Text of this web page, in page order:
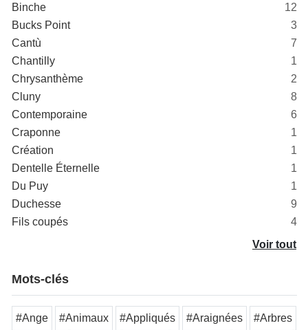
Binche
12
Bucks Point
3
Cantù
7
Chantilly
1
Chrysanthème
2
Cluny
8
Contemporaine
6
Craponne
1
Création
1
Dentelle Éternelle
1
Du Puy
1
Duchesse
9
Fils coupés
4
Voir tout
Mots-clés
#Ange #Animaux #Appliqués #Araignées #Arbres